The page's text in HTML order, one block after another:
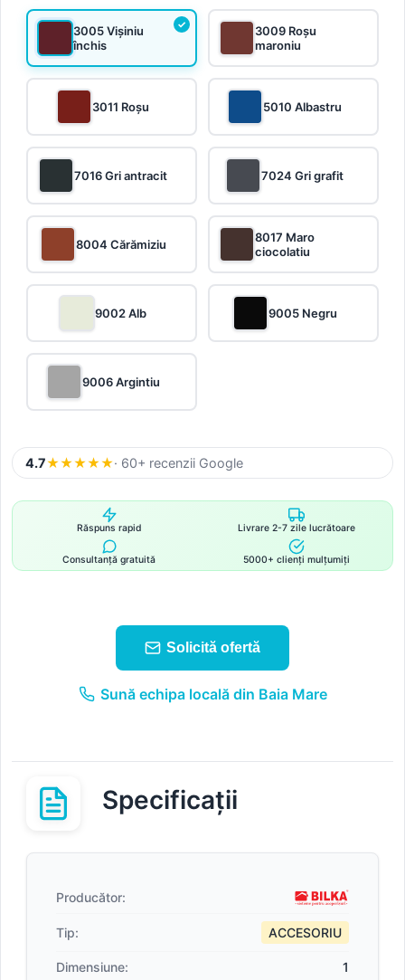
3005 Vișiniu
închis
3009 Roșu
maroniu
3011 Roșu 5010 Albastru
7016 Gri antracit 7024 Gri grafit
8004 Cărămiziu
8017 Maro
ciocolatiu
9002 Alb 9005 Negru
9006 Argintiu
4.7★★★★★· 60+ recenzii Google
Răspuns rapid Livrare 2-7 zile lucrătoare
Consultanță gratuită 5000+ clienți mulțumiți
Solicită ofertă
Sună echipa locală din Baia Mare
Specificații
Producător:
Tip: ACCESORIU
Dimensiune: 1